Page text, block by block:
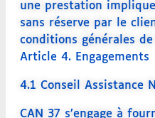
une prestation
sans réserve par le
conditions générales
Article 4. Engagements
4.1 Conseil Assistance
CAN 37 s’engage à